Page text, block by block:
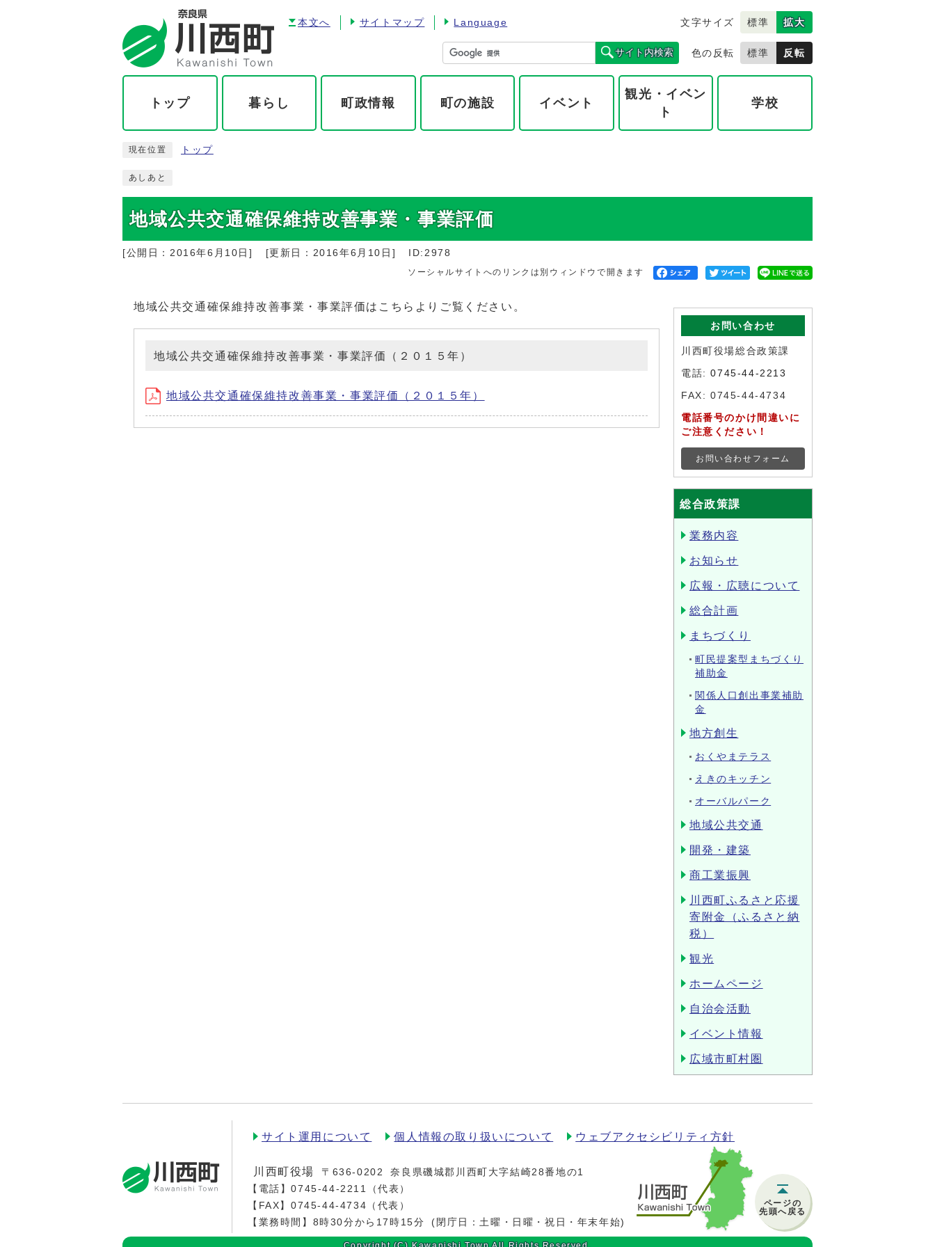
本文へ サイトマップ Language 文字サイズ 標準 拡大
サイト内検索 色の反転 標準 反転
トップ 暮らし 町政情報 町の施設 イベント
観光・イベン
ト
学校
現在位置 トップ
あしあと
地域公共交通確保維持改善事業・事業評価
[公開日： 2016年6月10日 ] [更新日： 2016年6月10日 ] ID:2978
ソーシャルサイトへのリンクは別ウィンドウで開きます
地域公共交通確保維持改善事業・事業評価はこちらよりご覧ください。
地域公共交通確保維持改善事業・事業評価（２０１５年）
地域公共交通確保維持改善事業・事業評価（２０１５年）
お問い合わせ
川西町役場総合政策課
電話:0745-44-2213
FAX: 0745-44-4734
電話番号のかけ間違いに
ご注意ください！
お問い合わせフォーム
総合政策課
業務内容
お知らせ
広報・広聴について
総合計画
まちづくり
町民提案型まちづくり
補助金
関係人口創出事業補助
金
地方創生
おくやまテラス
えきのキッチン
オーバルパーク
地域公共交通
開発・建築
商工業振興
川西町ふるさと応援
寄附金（ふるさと納
税）
観光
ホームページ
自治会活動
イベント情報
広域市町村圏
ページの
先頭へ戻る
サイト運用について 個人情報の取り扱いについて ウェブアクセシビリティ方針
川西町役場 〒636-0202
奈良県磯城郡川西町大字結崎28番地の1
【電話】0745-44-2211
（代表）
【FAX】0745-44-4734（代表）
【業務時間】8時30分から17時15分
(閉庁日：土曜・日曜・祝日・年末年始)